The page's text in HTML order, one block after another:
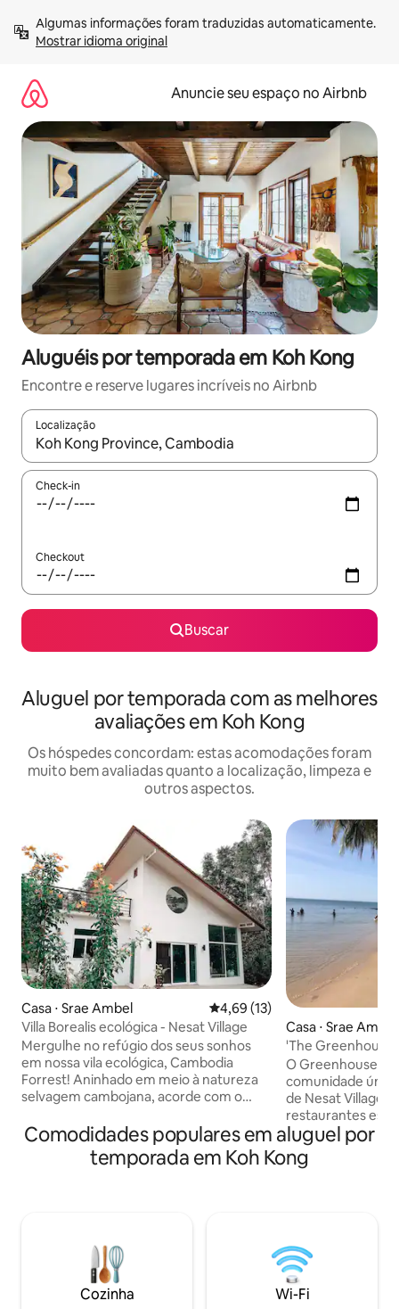
para
Mostrar idioma original
Anuncie seu espaço no Airbnb
Aluguéis por temporada em Koh Kong
Encontre e reserve lugares incríveis no Airbnb
Localização
Quando os resultados estiverem disponíveis, explore-os
Check-in
Checkout
Buscar
Aluguel por temporada com as melhores
avaliações em Koh Kong
Os hóspedes concordam: estas acomodações foram
muito bem avaliadas quanto a localização, limpeza e
outros aspectos.
Casa ⋅ Srae Ambel 4,69 de uma avaliação média
4,69 (13)
Villa Borealis ecológica - Nesat Village
Mergulhe no refúgio dos seus sonhos
em nossa vila ecológica, Cambodia
Forrest! Aninhado em meio à natureza
selvagem cambojana, acorde com o
privada e reconecte-se em nossa área
de estar de conceito aberto. Nosso
luxuoso quarto principal, sofá-cama loft
sustentável é sua porta de entrada para
umas férias inesquecíveis, onde a
natureza desperta seus sentidos e
memórias.
Casa ⋅ Srae Ambel
O Greenhouse
comunidade
de Nesat Village,
restaurantes
aldeia.
de praias
lojas e campo
quarto principal
Áreas de estar
desfrutar A
Comodidades populares em aluguel por
temporada em Koh Kong
Cozinha Wi-Fi